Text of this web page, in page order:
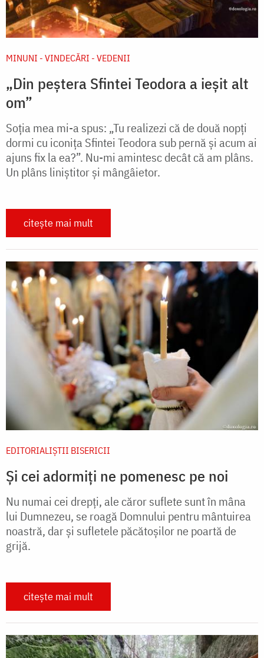
MINUNI - VINDECĂRI - VEDENII
„Din peștera Sfintei Teodora a ieșit alt
om”
Soția mea mi-a spus: „Tu realizezi că de două nopți
dormi cu iconița Sfintei Teodora sub pernă și acum ai
ajuns fix la ea?”. Nu-mi amintesc decât că am plâns.
Un plâns liniștitor și mângâietor.
citește mai mult
EDITORIALIȘTII BISERICII
Și cei adormiți ne pomenesc pe noi
Nu numai cei drepți, ale căror suflete sunt în mâna
lui Dumnezeu, se roagă Domnului pentru mântuirea
noastră, dar și sufletele păcătoșilor ne poartă de
grijă.
citește mai mult